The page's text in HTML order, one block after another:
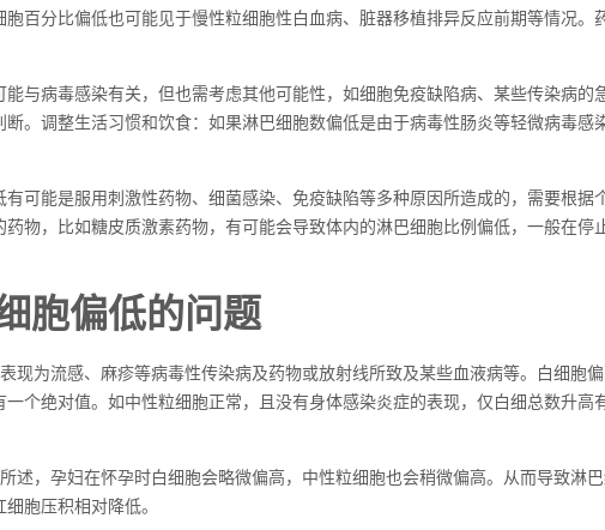
百分比偏低也可能见于慢性粒细胞性白血病、脏器移植排异反应前期等情况。
能与病毒感染有关，但也需考虑其他可能性，如细胞免疫缺陷病、某些传染病
断。调整生活习惯和饮食：如果淋巴细胞数偏低是由于病毒性肠炎等轻微病毒
有可能是服用刺激性药物、细菌感染、免疫缺陷等多种原因所造成的，需要根
药物，比如糖皮质激素药物，有可能会导致体内的淋巴细胞比例偏低，一般在
胞偏低的问题
现为流感、麻疹等病毒性传染病及药物或放射线所致及某些血液病等。白细胞
一个绝对值。如中性粒细胞正常，且没有身体感染炎症的表现，仅白细总数升高
述，孕妇在怀孕时白细胞会略微偏高，中性粒细胞也会稍微偏高。从而导致淋
胞压积相对降低。